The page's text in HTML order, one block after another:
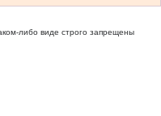
либо виде строго запрещены